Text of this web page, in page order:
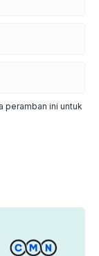
peramban ini untuk